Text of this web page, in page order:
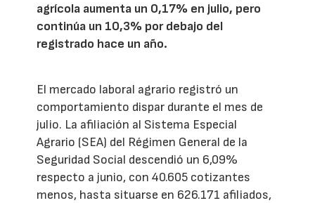
agrícola aumenta un 0,17% en julio, pero
continúa un 10,3% por debajo del
registrado hace un año.
El mercado laboral agrario registró un
comportamiento dispar durante el mes de
julio. La afiliación al Sistema Especial
Agrario (SEA) del Régimen General de la
Seguridad Social descendió un 6,09%
respecto a junio, con 40.605 cotizantes
menos, hasta situarse en 626.171 afiliados,